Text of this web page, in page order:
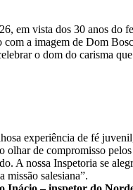
em vista dos 30 anos do
com a imagem de Dom
o dom do carisma
experiência de fé
olhar de compromisso
A nossa Inspetoria se
missão salesiana”.